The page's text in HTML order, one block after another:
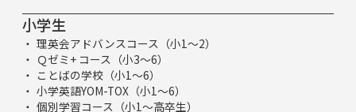
小学生
理英会アドバンスコース（小1～2）
Ｑゼミ+ コース（小3～6）
ことばの学校（小1～6）
小学英語YOM-TOX（小1～6）
個別学習コース（小1～高卒生）